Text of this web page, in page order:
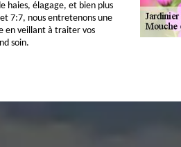
haies, élagage, et bien plus
7:7, nous entretenons une
en veillant à traiter vos
soin.